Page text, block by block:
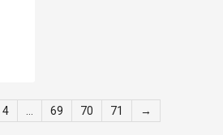
4 … 69 70 71 →